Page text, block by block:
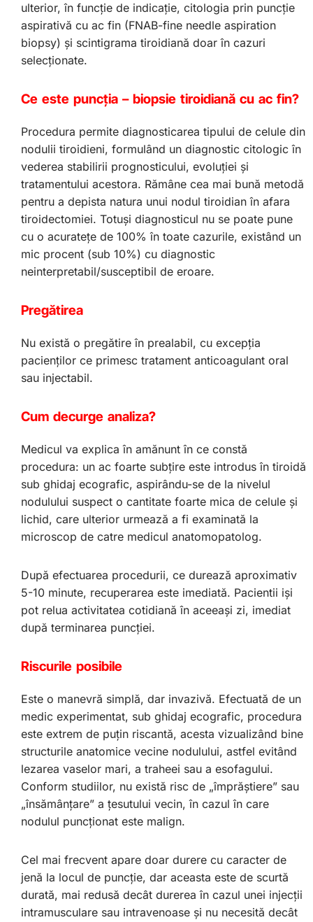
ulterior, în funcţie de indicaţie, citologia prin puncţie
aspirativă cu ac fin (FNAB-fine needle aspiration
biopsy) şi scintigrama tiroidiană doar în cazuri
selecţionate.
Ce este puncţia – biopsie tiroidiană cu ac fin?
Procedura permite diagnosticarea tipului de celule din
nodulii tiroidieni, formulând un diagnostic citologic în
vederea stabilirii prognosticului, evoluţiei şi
tratamentului acestora. Rămâne cea mai bună metodă
pentru a depista natura unui nodul tiroidian în afara
tiroidectomiei. Totuşi diagnosticul nu se poate pune
cu o acurateţe de 100% în toate cazurile, existând un
mic procent (sub 10%) cu diagnostic
neinterpretabil/susceptibil de eroare.
Pregătirea
Nu există o pregătire în prealabil, cu excepţia
pacienţilor ce primesc tratament anticoagulant oral
sau injectabil.
Cum decurge analiza?
Medicul va explica în amănunt în ce constă
procedura: un ac foarte subţire este introdus în tiroidă
sub ghidaj ecografic, aspirându-se de la nivelul
nodulului suspect o cantitate foarte mica de celule şi
lichid, care ulterior urmează a fi examinată la
microscop de catre medicul anatomopatolog.
După efectuarea procedurii, ce durează aproximativ
5-10 minute, recuperarea este imediată. Pacientii işi
pot relua activitatea cotidiană în aceeaşi zi, imediat
după terminarea puncţiei.
Riscurile posibile
Este o manevră simplă, dar invazivă. Efectuată de un
medic experimentat, sub ghidaj ecografic, procedura
este extrem de puţin riscantă, acesta vizualizând bine
structurile anatomice vecine nodulului, astfel evitând
lezarea vaselor mari, a traheei sau a esofagului.
Conform studiilor, nu există risc de „împrăştiere” sau
„însămânţare” a ţesutului vecin, în cazul în care
nodulul puncţionat este malign.
Cel mai frecvent apare doar durere cu caracter de
jenă la locul de puncţie, dar aceasta este de scurtă
durată, mai redusă decât durerea în cazul unei injecţii
intramusculare sau intravenoase şi nu necesită decât